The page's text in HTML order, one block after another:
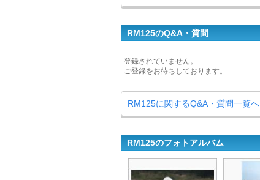
RM125のQ&A・質問
登録されていません。
ご登録をお待ちしております。
RM125に関するQ&A・質問一覧へ
RM125のフォトアルバム